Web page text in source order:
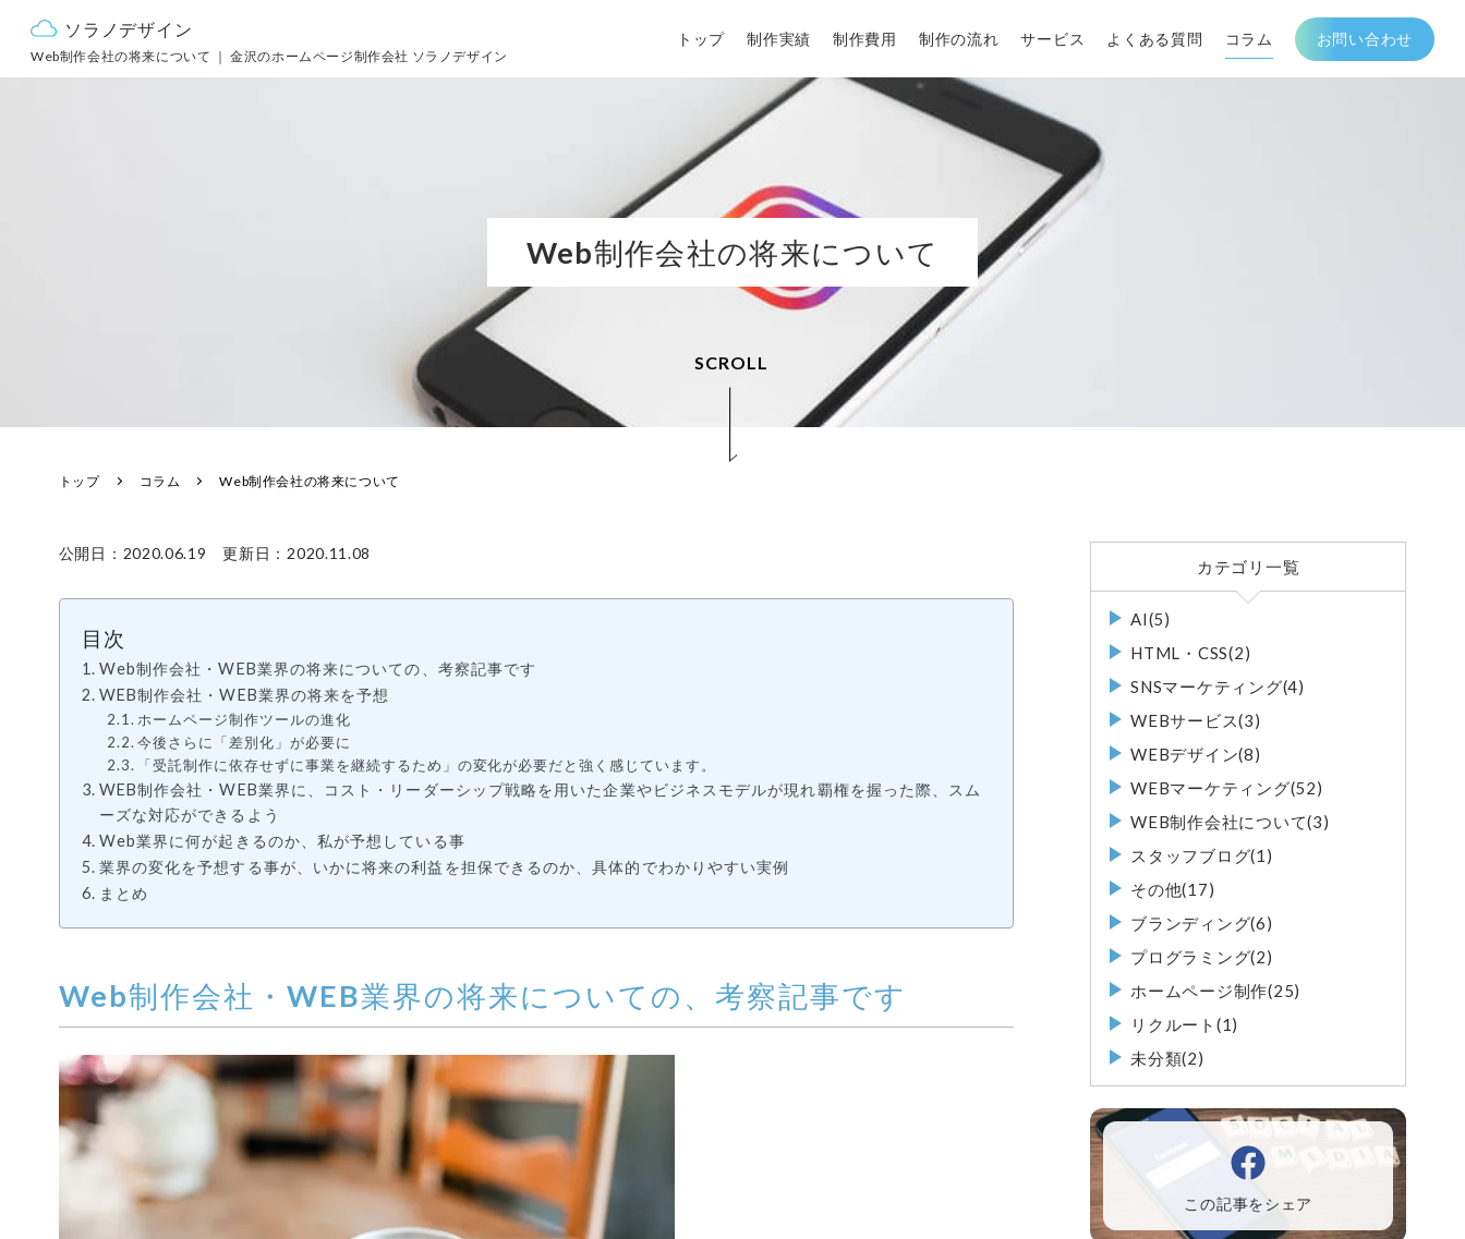
ソラノデザイン
Web制作会社の将来について ｜ 金沢のホームページ制作会社 ソラノデザイン
トップ 制作実績 制作費用 制作の流れ サービス よくある質問 コラム お問い合わせ
Web制作会社の将来について
SCROLL
トップ コラム Web制作会社の将来について
公開日：2020.06.19 更新日：2020.11.08
目次
Web制作会社・WEB業界の将来についての、考察記事です
WEB制作会社・WEB業界の将来を予想
ホームページ制作ツールの進化
今後さらに「差別化」が必要に
「受託制作に依存せずに事業を継続するため」の変化が必要だと強く感じています。
WEB制作会社・WEB業界に、コスト・リーダーシップ戦略を用いた企業やビジネスモデルが現れ覇権を握った際、スム
ーズな対応ができるよう
Web業界に何が起きるのか、私が予想している事
業界の変化を予想する事が、いかに将来の利益を担保できるのか、具体的でわかりやすい実例
まとめ
Web制作会社・WEB業界の将来についての、考察記事です
カテゴリ一覧
AI(5)
HTML・CSS(2)
SNSマーケティング(4)
WEBサービス(3)
WEBデザイン(8)
WEBマーケティング(52)
WEB制作会社について(3)
スタッフブログ(1)
その他(17)
ブランディング(6)
プログラミング(2)
ホームページ制作(25)
リクルート(1)
未分類(2)
この記事をシェア